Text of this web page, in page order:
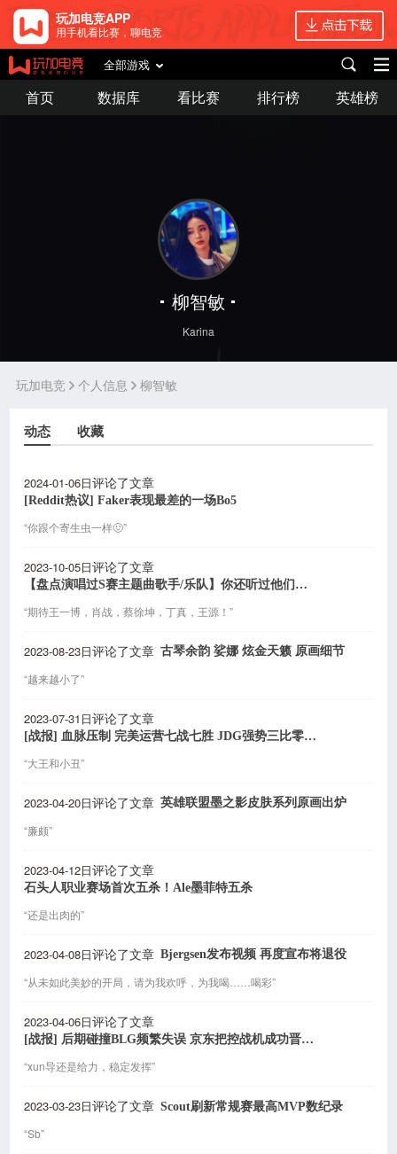
玩加电竞APP
用手机看比赛，聊电竞
全部游戏
首页 数据库 看比赛 排行榜 英雄榜
柳智敏
Karina
玩加电竞 个人信息 柳智敏
动态 收藏
2024-01-06日评论了文章
[Reddit热议] Faker表现最差的一场Bo5
“你跟个寄生虫一样🤢”
2023-10-05日评论了文章
【盘点演唱过S赛主题曲歌手/乐队】你还听过他们唱的哪些歌呢？
“期待王一博，肖战，蔡徐坤，丁真，王源！”
2023-08-23日评论了文章 古琴余韵 娑娜 炫金天籁 原画细节
“越来越小了”
2023-07-31日评论了文章
[战报] 血脉压制 完美运营七战七胜 JDG强势三比零晋级决赛
“大王和小丑”
2023-04-20日评论了文章 英雄联盟墨之影皮肤系列原画出炉
“廉颇”
2023-04-12日评论了文章
石头人职业赛场首次五杀！Ale墨菲特五杀
“还是出肉的”
2023-04-08日评论了文章 Bjergsen发布视频 再度宣布将退役
“从未如此美妙的开局，请为我欢呼，为我喝……喝彩”
2023-04-06日评论了文章
[战报] 后期碰撞BLG频繁失误 京东把控战机成功晋级胜者组
“xun导还是给力，稳定发挥”
2023-03-23日评论了文章 Scout刷新常规赛最高MVP数纪录
“Sb”